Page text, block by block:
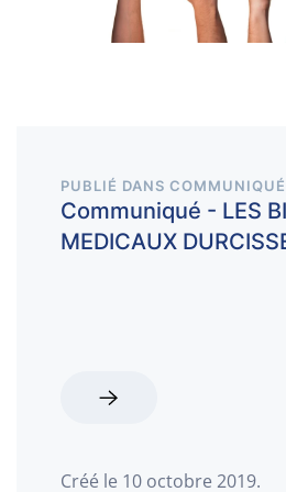
PUBLIÉ DANS COMMUNIQUÉ
Communiqué - LES
MEDICAUX
Créé le 10 octobre 2019.